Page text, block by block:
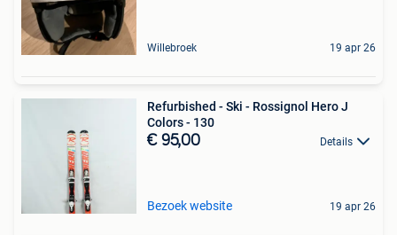
Willebroek 19 apr 26
Refurbished - Ski - Rossignol Hero J
Colors - 130
€ 95,00 Details
Bezoek website 19 apr 26